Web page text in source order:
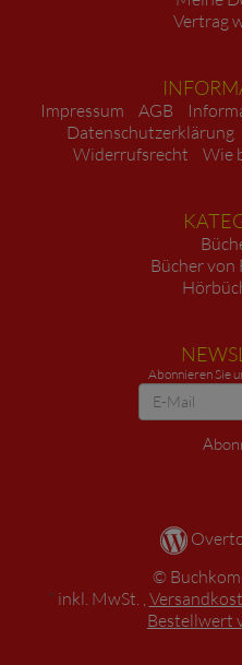
Vertrag
Impressum AGB
Datenschutzerklärung
Widerrufsrecht
Wie
Bücher
Abonnieren Sie
* inkl. MwSt. ,
Bestellwert